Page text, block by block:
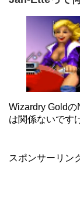
Wizardry Goldの
は関係ないです
スポンサーリン